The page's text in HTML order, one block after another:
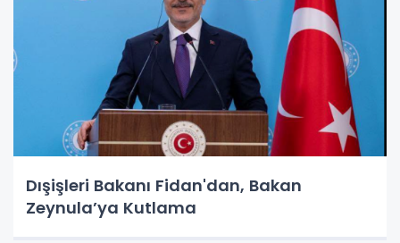
Dışişleri Bakanı Fidan'dan, Bakan
Zeynula’ya Kutlama